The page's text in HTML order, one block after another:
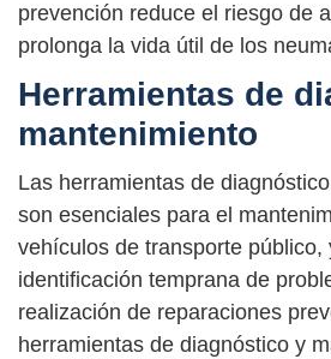
prevención reduce el riesgo de
prolonga la vida útil de los
Herramientas de
mantenimiento
Las herramientas de
son esenciales para el
vehículos de transporte público,
identificación temprana de
realización de reparaciones
herramientas de diagnóstico y